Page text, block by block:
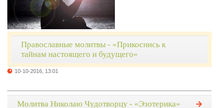
Православные молитвы - «Прикоснись к
тайнам настоящего и будущего»
10-10-2016, 13:01
Молитва Николаю Чудотворцу - «Эзотерика»